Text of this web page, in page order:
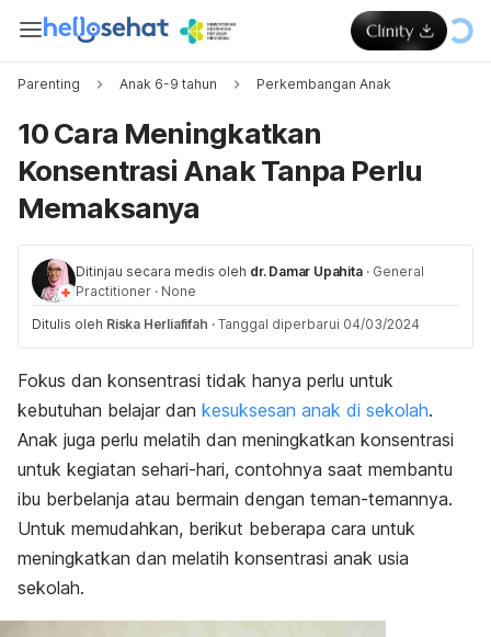
Parenting Anak 6-9 tahun Perkembangan Anak
10 Cara Meningkatkan
Konsentrasi Anak Tanpa Perlu
Memaksanya
Ditinjau secara medis oleh dr. Damar Upahita · General
Practitioner · None
Ditulis oleh Riska Herliafifah · Tanggal diperbarui 04/03/2024
Fokus dan konsentrasi tidak hanya perlu untuk
kebutuhan belajar dan kesuksesan anak di sekolah.
Anak juga perlu melatih dan meningkatkan konsentrasi
untuk kegiatan sehari-hari, contohnya saat membantu
ibu berbelanja atau bermain dengan teman-temannya.
Untuk memudahkan, berikut beberapa cara untuk
meningkatkan dan melatih konsentrasi anak usia
sekolah.